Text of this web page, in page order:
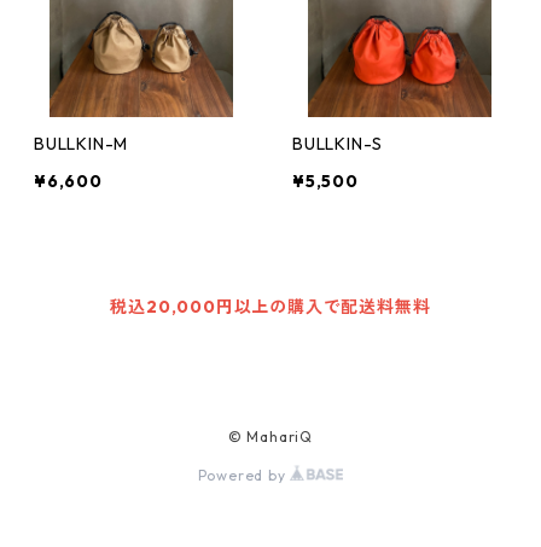
BULLKIN-M
¥6,600
BULLKIN-S
¥5,500
税込20,000円以上の購入で配送料無料
© MahariQ
Powered by